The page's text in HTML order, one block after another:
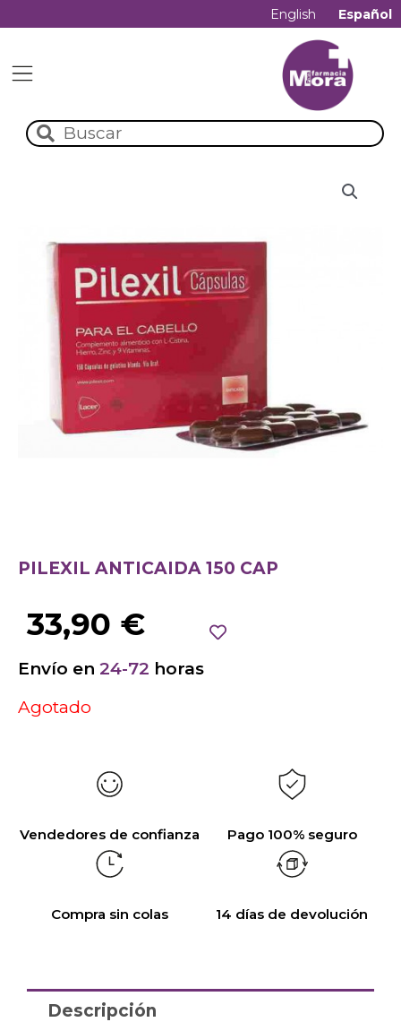
English Español
PILEXIL ANTICAIDA 150 CAP
33,90 €
Envío en 24-72 horas
Agotado
Vendedores de confianza Pago 100% seguro
Compra sin colas 14 días de devolución
Descripción